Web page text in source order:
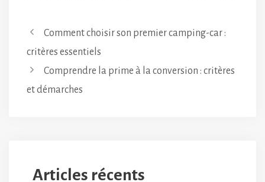
Comment choisir son premier camping-car :
critères essentiels
Comprendre la prime à la conversion : critères
et démarches
Articles récents